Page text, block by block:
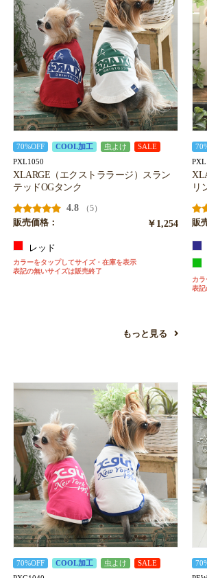
70%OFF COOL加工 虫よけ SALE
PXL1050
XLARGE（エクストララージ）スラン
テッドOGタンク
4.8
（5）
販売価格：
￥1,254
レッド
カラーをタップしてサイズ・在庫を表示
表記の無いサイズは販売終了
もっと見る
リ
販
カ
表記
70%OFF COOL加工 虫よけ SALE